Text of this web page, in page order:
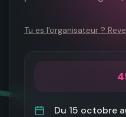
Tu es l'organisateur ?
Du 15 octobre